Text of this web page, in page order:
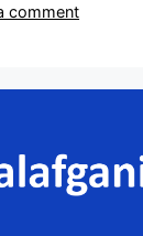
comment